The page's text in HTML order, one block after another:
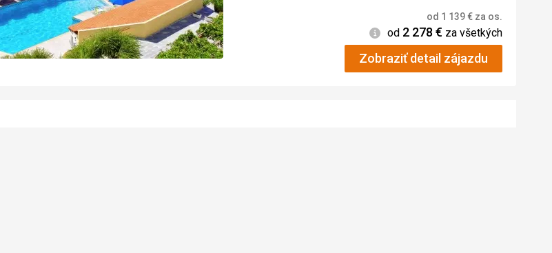
od 1 139€ za os.
Informácie
od 2 278 € za všetkých
Zobraziť detail zájazdu